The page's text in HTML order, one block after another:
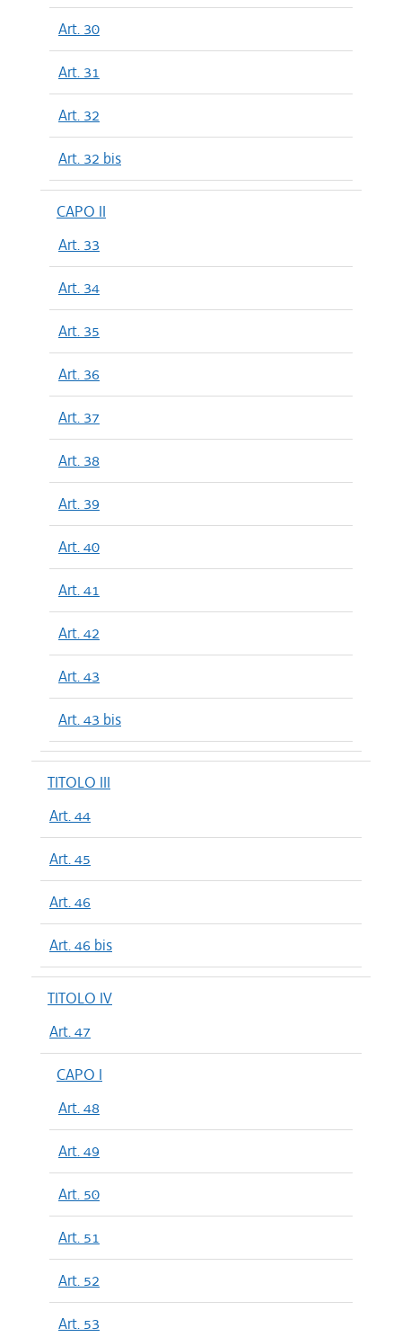
Art. 30
Art. 31
Art. 32
Art. 32 bis
CAPO II
Art. 33
Art. 34
Art. 35
Art. 36
Art. 37
Art. 38
Art. 39
Art. 40
Art. 41
Art. 42
Art. 43
Art. 43 bis
TITOLO III
Art. 44
Art. 45
Art. 46
Art. 46 bis
TITOLO IV
Art. 47
CAPO I
Art. 48
Art. 49
Art. 50
Art. 51
Art. 52
Art. 53